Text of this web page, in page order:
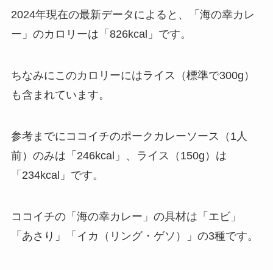
2024年現在の最新データによると、「海の幸カレ
ー」のカロリーは「826kcal」です。
ちなみにこのカロリーにはライス（標準で300g）
も含まれています。
参考までにココイチのポークカレーソース（1人
前）のみは「246kcal」、ライス（150g）は
「234kcal」です。
ココイチの「海の幸カレー」の具材は「エビ」
「あさり」「イカ（リング・ゲソ）」の3種です。